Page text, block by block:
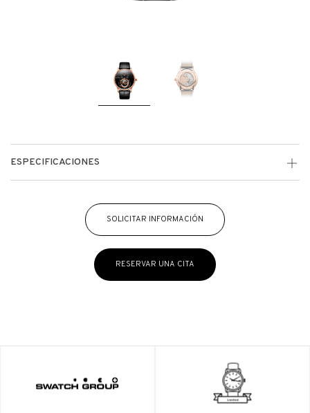
ESPECIFICACIONES
SOLICITAR INFORMACIÓN
RESERVAR UNA CITA